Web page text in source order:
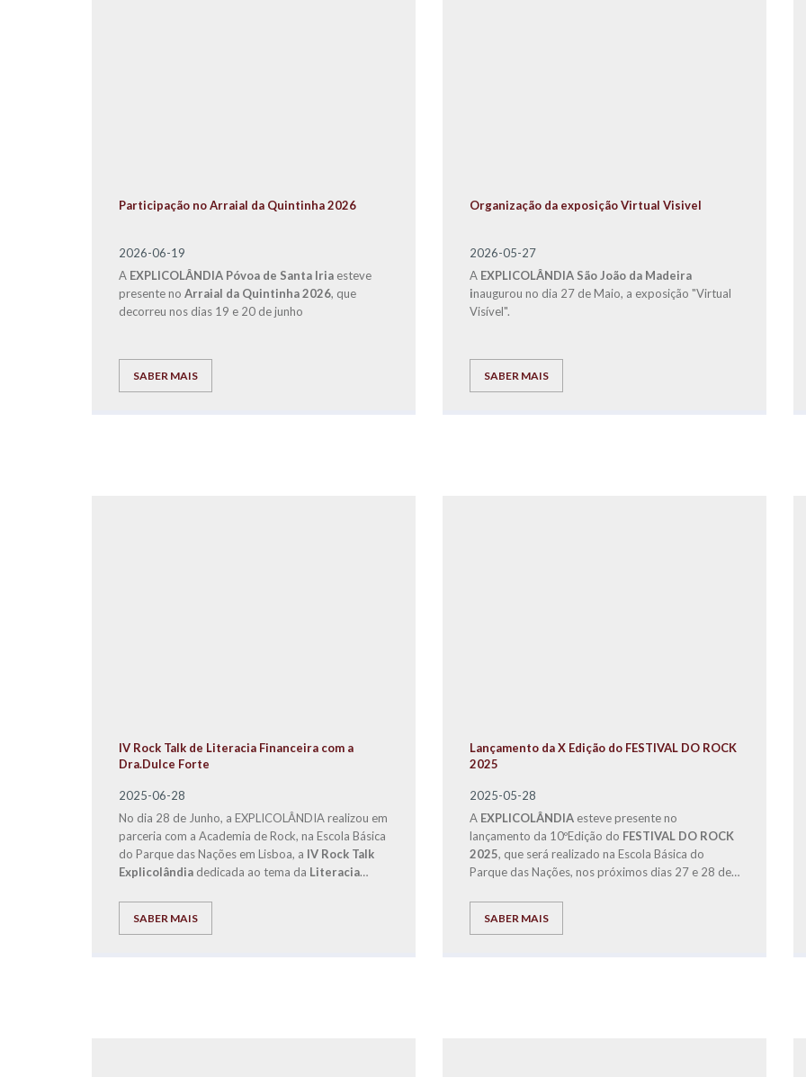
Participação no Arraial da Quintinha 2026
2026-06-19
A EXPLICOLÂNDIA Póvoa de Santa Iria esteve
presente no Arraial da Quintinha 2026, que
decorreu nos dias 19 e 20 de junho
SABER MAIS
Organização da exposição Virtual Visivel
2026-05-27
A EXPLICOLÂNDIA São João da Madeira
inaugurou no dia 27 de Maio, a exposição "Virtual
Visível".
SABER MAIS
IV Rock Talk de Literacia Financeira com a
Dra.Dulce Forte
2025-06-28
No dia 28 de Junho, a EXPLICOLÂNDIA realizou em
parceria com a Academia de Rock, na Escola Básica
do Parque das Nações em Lisboa, a IV Rock Talk
Explicolândia dedicada ao tema da Literacia
SABER MAIS
Lançamento da X Edição do FESTIVAL DO ROCK
2025
2025-05-28
A EXPLICOLÂNDIA esteve presente no
lançamento da 10ºEdição do FESTIVAL DO ROCK
2025, que será realizado na Escola Básica do
Parque das Nações, nos próximos dias 27 e 28 de
SABER MAIS